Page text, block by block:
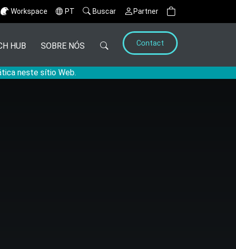
Workspace PT Buscar Partner
neste sítio Web.
HUB SOBRE NÓS Contact